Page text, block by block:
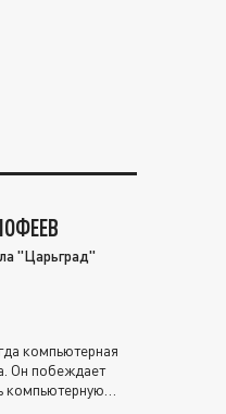
"Царьград"
компьютерная
Он побеждает
компьютерную